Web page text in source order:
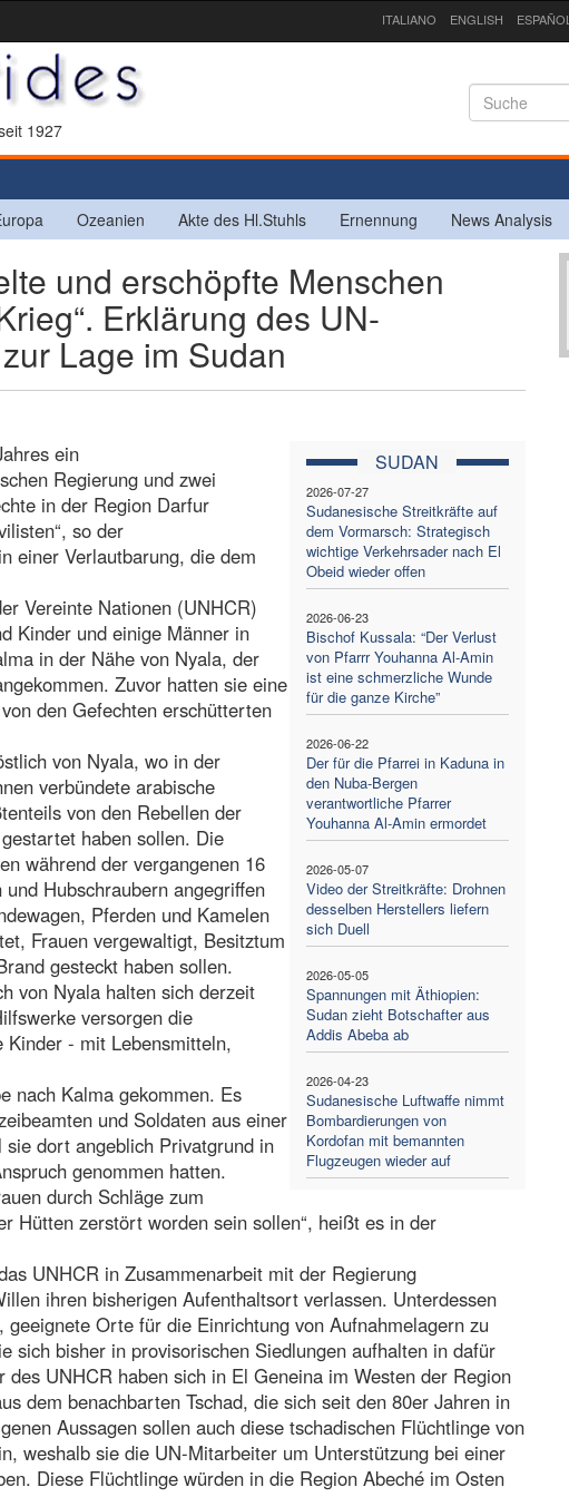
ITALIANO ENGLISH ESPAÑOL
1927
Ozeanien Akte des Hl.Stuhls Ernennung News Analysis
und erschöpfte Menschen
Erklärung des UN-
Lage im Sudan
SUDAN
2026-07-27
Sudanesische Streitkräfte auf
dem Vormarsch: Strategisch
wichtige Verkehrsader nach El
Obeid wieder offen
2026-06-23
Bischof Kussala: “Der Verlust
von Pfarrr Youhanna Al-Amin
ist eine schmerzliche Wunde
für die ganze Kirche”
2026-06-22
Der für die Pfarrei in Kaduna in
den Nuba-Bergen
verantwortliche Pfarrer
Youhanna Al-Amin ermordet
2026-05-07
Video der Streitkräfte: Drohnen
desselben Herstellers liefern
sich Duell
2026-05-05
Spannungen mit Äthiopien:
Sudan zieht Botschafter aus
Addis Abeba ab
2026-04-23
Sudanesische Luftwaffe nimmt
Bombardierungen von
Kordofan mit bemannten
Flugzeugen wieder auf
ein
Regierung und zwei
in der Region Darfur
so der
einer Verlautbarung, die dem
Vereinte Nationen (UNHCR)
Kinder und einige Männer in
in der Nähe von Nyala, der
Zuvor hatten sie eine
den Gefechten erschütterten
von Nyala, wo in der
verbündete arabische
von den Rebellen der
haben sollen. Die
während der vergangenen 16
Hubschraubern angegriffen
Pferden und Kamelen
Frauen vergewaltigt, Besitztum
gesteckt haben sollen.
von Nyala halten sich derzeit
versorgen die
- mit Lebensmitteln,
nach Kalma gekommen. Es
und Soldaten aus einer
dort angeblich Privatgrund in
genommen hatten.
durch Schläge zum
Hütten zerstört worden sein sollen“, heißt es in der
UNHCR in Zusammenarbeit mit der Regierung
ihren bisherigen Aufenthaltsort verlassen. Unterdessen
Orte für die Einrichtung von Aufnahmelagern zu
sich bisher in provisorischen Siedlungen aufhalten in dafür
UNHCR haben sich in El Geneina im Westen der Region
dem benachbarten Tschad, die sich seit den 80er Jahren in
Aussagen sollen auch diese tschadischen Flüchtlinge von
weshalb sie die UN-Mitarbeiter um Unterstützung bei einer
Diese Flüchtlinge würden in die Region Abeché im Osten